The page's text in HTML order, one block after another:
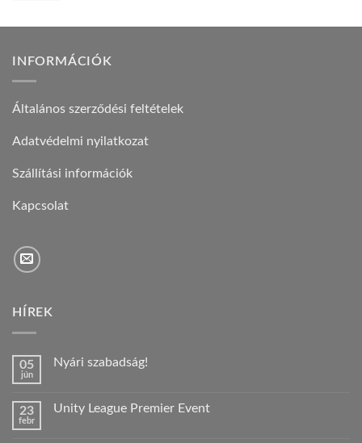
INFORMÁCIÓK
Általános szerződési feltételek
Adatvédelmi nyilatkozat
Szállítási információk
Kapcsolat
HÍREK
05
jún
Nyári szabadság!
Nyári
23
febr
Unity League Premier Event